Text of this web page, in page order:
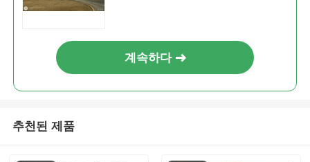
계속하다
추천된 제품